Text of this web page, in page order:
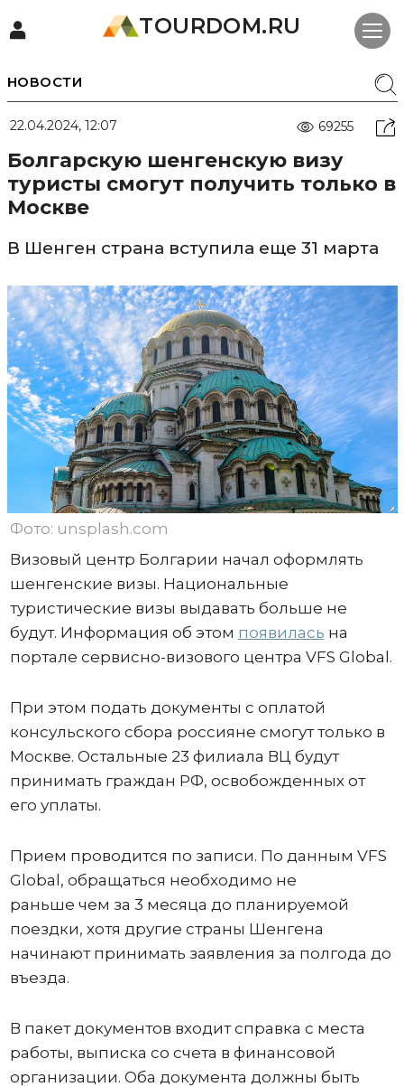
TOURDOM.RU
НОВОСТИ
22.04.2024, 12:07 69255
Болгарскую шенгенскую визу
туристы смогут получить только в
Москве
В Шенген страна вступила еще 31 марта
Фото: unsplash.com
Визовый центр Болгарии начал оформлять
шенгенские визы. Национальные
туристические визы выдавать больше не
будут. Информация об этом появилась на
портале сервисно-визового центра VFS Global.
При этом подать документы с оплатой
консульского сбора россияне смогут только в
Москве. Остальные 23 филиала ВЦ будут
принимать граждан РФ, освобожденных от
его уплаты.
Прием проводится по записи. По данным VFS
Global, обращаться необходимо не
раньше чем за 3 месяца до планируемой
поездки, хотя другие страны Шенгена
начинают принимать заявления за полгода до
въезда.
В пакет документов входит справка с места
работы, выписка со счета в финансовой
организации. Оба документа должны быть